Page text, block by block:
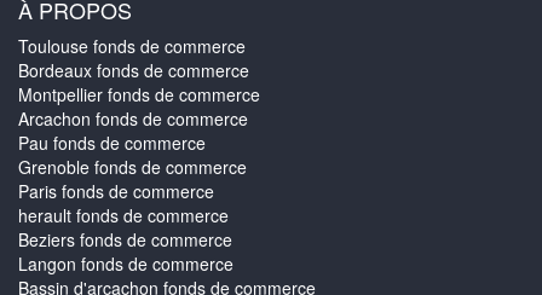
À PROPOS
Toulouse fonds de commerce
Bordeaux fonds de commerce
Montpellier fonds de commerce
Arcachon fonds de commerce
Pau fonds de commerce
Grenoble fonds de commerce
Paris fonds de commerce
herault fonds de commerce
Beziers fonds de commerce
Langon fonds de commerce
Bassin d'arcachon fonds de commerce